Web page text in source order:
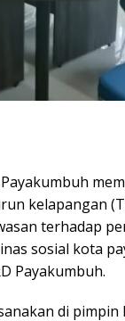
kelapangan
terhadap
sosial kota
Payakumbuh.
di pimpin